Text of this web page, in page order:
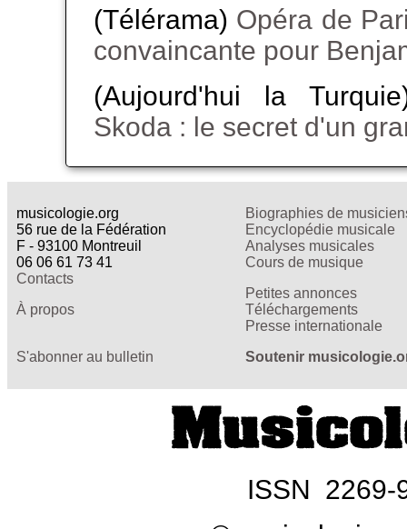
(Télérama) Opéra de
convaincante pour
(Aujourd'hui la
Skoda : le secret d'un
musicologie.org
56 rue de la Fédération
F - 93100 Montreuil
06 06 61 73 41
Contacts
À propos
S'abonner au bulletin
Biographies de
Encyclopédie musicale
Analyses musicales
Cours de musique
Petites annonces
Téléchargements
Presse internationale
Soutenir
ISSN 2269-